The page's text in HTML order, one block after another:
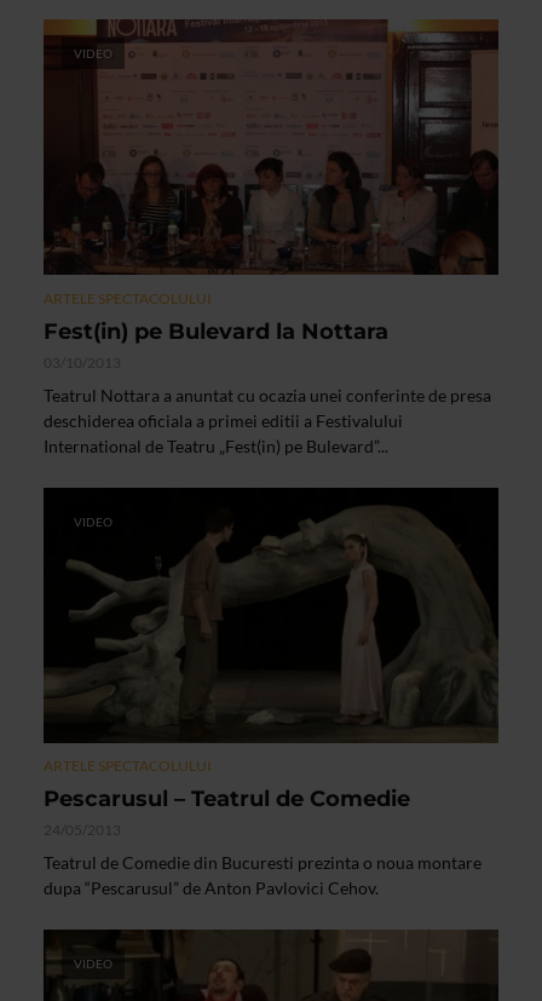
VIDEO
ARTELE SPECTACOLULUI
Fest(in) pe Bulevard la Nottara
03/10/2013
Teatrul Nottara a anuntat cu ocazia unei conferinte de presa
deschiderea oficiala a primei editii a Festivalului
International de Teatru „Fest(in) pe Bulevard”...
VIDEO
ARTELE SPECTACOLULUI
Pescarusul – Teatrul de Comedie
24/05/2013
Teatrul de Comedie din Bucuresti prezinta o noua montare
dupa “Pescarusul” de Anton Pavlovici Cehov.
VIDEO